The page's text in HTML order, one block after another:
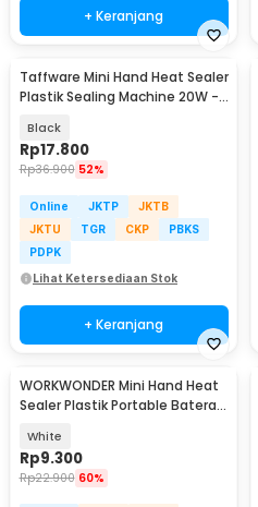
+ Keranjang
Taffware Mini Hand Heat Sealer
Plastik Sealing Machine 20W -
Black
Rp17.800
Rp36.900 52%
Online JKTP
JKTB
JKTU
TGR CKP
PBKS
PDPK
Lihat Ketersediaan Stok
+ Keranjang
WORKWONDER Mini Hand Heat
Sealer Plastik Portable Baterai
White
Rp9.300
Rp22.900 60%